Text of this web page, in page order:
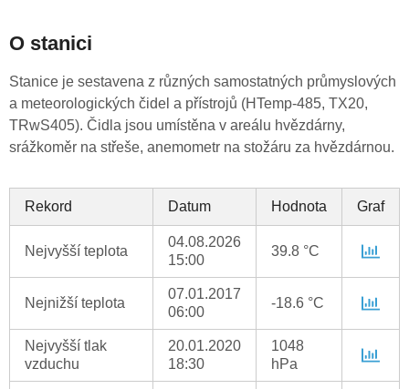
O stanici
Stanice je sestavena z různých samostatných průmyslových
a meteorologických čidel a přístrojů (HTemp-485, TX20,
TRwS405). Čidla jsou umístěna v areálu hvězdárny,
srážkoměr na střeše, anemometr na stožáru za hvězdárnou.
Rekord Datum Hodnota Graf
Nejvyšší teplota
04.08.2026
15:00
39.8 °C
Nejnižší teplota
07.01.2017
06:00
-18.6 °C
Nejvyšší tlak
vzduchu
20.01.2020
18:30
1048
hPa